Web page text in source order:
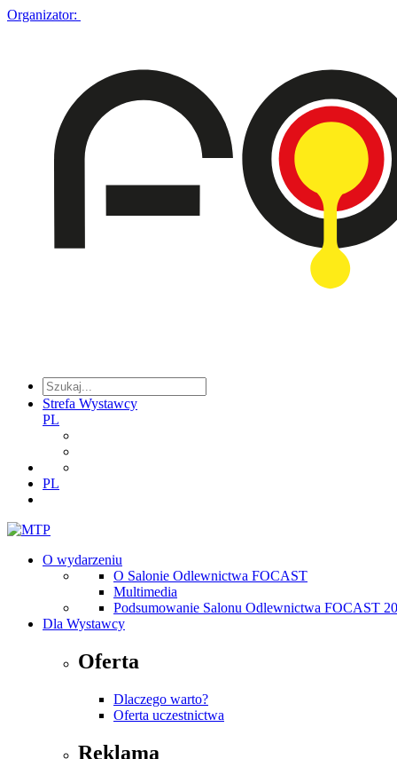
Organizator:
Strefa Wystawcy
PL
PL
O wydarzeniu
O Salonie Odlewnictwa FOCAST
Multimedia
Podsumowanie Salonu Odlewnictwa FOCAST
Dla Wystawcy
Oferta
Dlaczego warto?
Oferta uczestnictwa
Reklama